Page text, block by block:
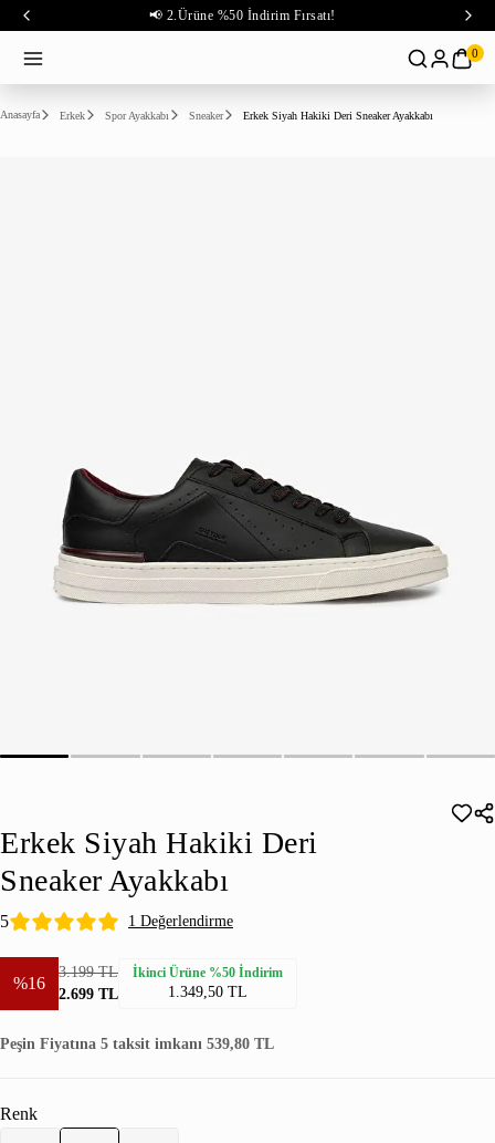
📢 2.Ürüne %50 İndirim Fırsatı!
0
Anasayfa Erkek Spor Ayakkabı Sneaker Erkek Siyah Hakiki Deri Sneaker Ayakkabı
Erkek Siyah Hakiki Deri
Sneaker Ayakkabı
5 1 Değerlendirme
%16
3.199 TL
2.699 TL
İkinci Ürüne %50 İndirim
1.349,50 TL
Peşin Fiyatına 5 taksit imkanı 539,80 TL
Renk